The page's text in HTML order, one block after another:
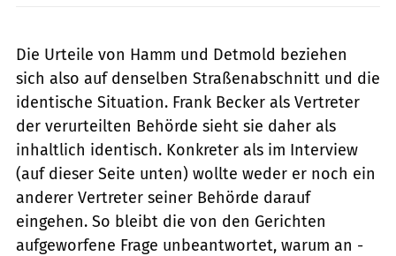
Die Urteile von Hamm und Detmold beziehen
sich also auf denselben Straßenabschnitt und die
identische Si­tuation. Frank Becker als Vertreter
der ­verurteilten Behörde sieht sie daher als
inhaltlich identisch. Konkreter als im Interview
(auf dieser Seite unten) wollte weder er noch ein
anderer Vertreter seiner Behörde darauf
eingehen. So bleibt die von den Gerichten
aufgeworfene Frage unbeantwortet, warum an ­